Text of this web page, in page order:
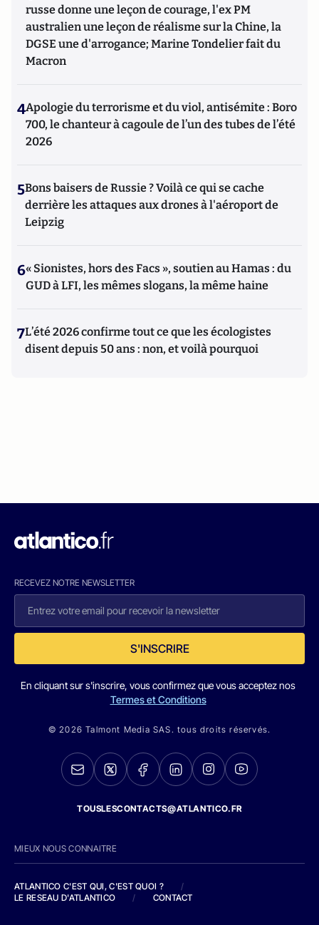
russe donne une leçon de courage, l'ex PM
australien une leçon de réalisme sur la Chine, la
DGSE une d'arrogance; Marine Tondelier fait du
Macron
4Apologie du terrorisme et du viol, antisémite : Boro
700, le chanteur à cagoule de l’un des tubes de l’été
2026
5Bons baisers de Russie ? Voilà ce qui se cache
derrière les attaques aux drones à l'aéroport de
Leipzig
6« Sionistes, hors des Facs », soutien au Hamas : du
GUD à LFI, les mêmes slogans, la même haine
7L’été 2026 confirme tout ce que les écologistes
disent depuis 50 ans : non, et voilà pourquoi
RECEVEZ NOTRE NEWSLETTER
S'INSCRIRE
En cliquant sur s'inscrire, vous confirmez que vous acceptez nos
Termes et Conditions
© 2026 Talmont Media SAS. tous droits réservés.
TOUSLESCONTACTS@ATLANTICO.FR
MIEUX NOUS CONNAITRE
ATLANTICO C'EST QUI, C'EST QUOI ?
/
LE RESEAU D'ATLANTICO
/ CONTACT